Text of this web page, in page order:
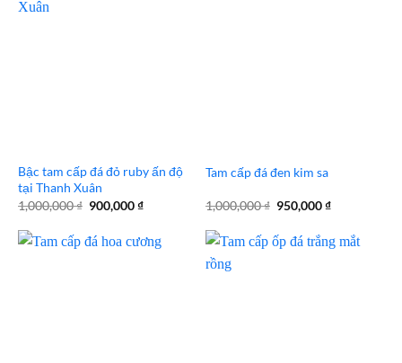
Bậc tam cấp đá đỏ ruby ấn độ
tại Thanh Xuân
1,000,000₫ Giá
1,000,000 ₫.
900,000₫Giá
là:
Tam cấp đá đen kim sa
1,000,000₫ Giá
1,000,000 ₫.
950,000₫Giá
là: